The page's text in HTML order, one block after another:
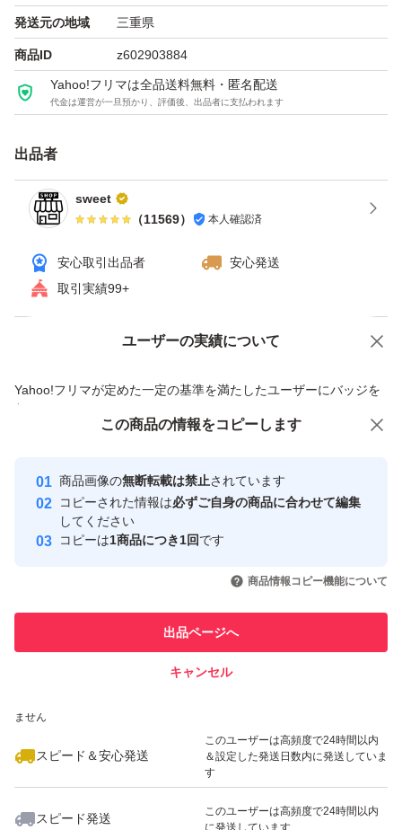
●生産国
日本製（made in japanタグ付き）
機能・特徴
今治タオルブランド認定品
ROOM DRY加工（部屋干し・速乾タイプ）
抗菌防臭 SEKマーク付き
吸水性・速乾性に優れ、毎日の使用に◎
家庭用・業務用・ギフトにもおすすめ
・来客用やまとめ買いにも便利！
新品・未使用
今治タグ・各種タグ付き
送料無料
匿名発送
折りたたんで梱包いたします
発送元の地域 三重県
商品ID z602903884
Yahoo!フリマは全品送料無料・匿名配送
代金は運営が一旦預かり、評価後、出品者に支払われます
出品者
sweet
（11569） 本人確認済
安心取引出品者
安心発送
取引実績99+
ユーザーの実績について
Yahoo!フリマが定めた一定の基準を満たしたユーザーにバッジを
付与しています
安心取引出品者
心・安全なユーザーです
取引実績
引を完了させた実績があります
での取引実績があります
ません
スピード＆安心発送
このユーザーは高頻度で24時間以内
＆設定した発送日数内に発送していま
す
スピード発送
このユーザーは高頻度で24時間以内
に発送しています
価格の相談 商品への質問
この商品の情報をコピーします
商品画像の無断転載は禁止されています
コピーされた情報は必ずご自身の商品に合わせて編集
してください
コピーは1商品につき1回です
商品情報コピー機能について
出品ページへ
キャンセル
この商品をみている人にオススメ